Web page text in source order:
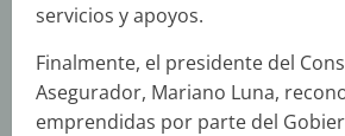
servicios y apoyos.
Finalmente, el presidente del
Asegurador, Mariano Luna,
emprendidas por parte del